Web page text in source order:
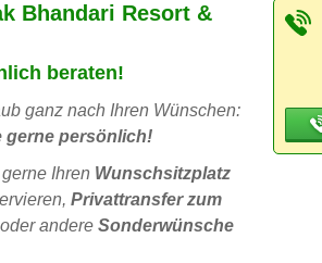
Bhandari Resort &
beraten!
ganz nach Ihren Wünschen:
gerne persönlich!
Ihren Wunschsitzplatz
Privattransfer zum
andere Sonderwünsche